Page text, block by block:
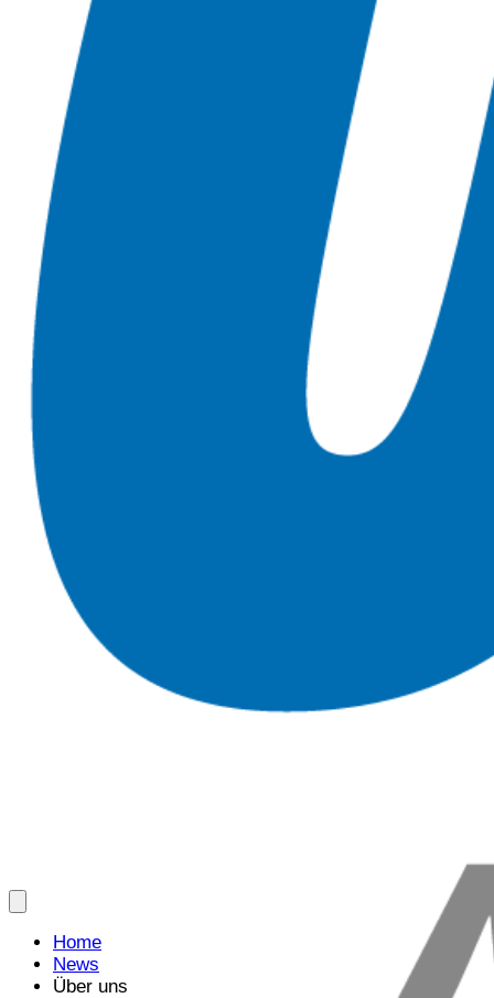
Home
News
Über uns